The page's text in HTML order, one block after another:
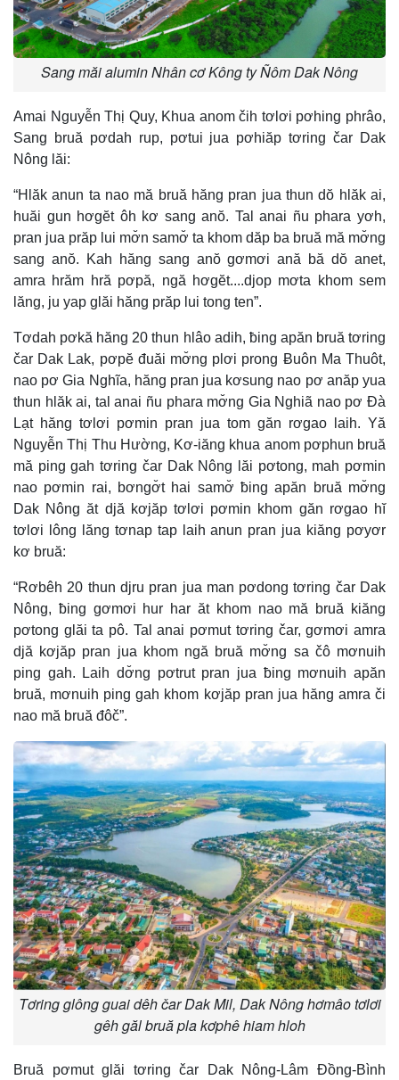
Sang măi alumin Nhân cơ Kông ty Ñôm Dak Nông
Amai Nguyễn Thị Quy, Khua anom čih tơlơi pơhing phrâo,
Sang bruă pơdah rup, pơtui jua pơhiăp tơring čar Dak
Nông lăi:
“Hlăk anun ta nao mă bruă hăng pran jua thun dŏ hlăk ai,
huăi gun hơgĕt ôh kơ sang anŏ. Tal anai ñu phara yơh,
pran jua prăp lui mơ̆n samơ̆ ta khom dăp ba bruă mă mơ̆ng
sang anŏ. Kah hăng sang anŏ gơmơi ană bă dŏ anet,
amra hrăm hră pơpă, ngă hơgĕt....djop mơta khom sem
lăng, ju yap glăi hăng prăp lui tong ten”.
Tơdah pơkă hăng 20 thun hlâo adih, ƀing apăn bruă tơring
čar Dak Lak, pơpĕ đuăi mơ̆ng plơi prong Ƀuôn Ma Thuôt,
nao pơ Gia Nghĩa, hăng pran jua kơsung nao pơ anăp yua
thun hlăk ai, tal anai ñu phara mơ̆ng Gia Nghiã nao pơ Đà
Lạt hăng tơlơi pơmin pran jua tom găn rơgao laih. Yă
Nguyễn Thị Thu Hường, Kơ-iăng khua anom pơphun bruă
mă ping gah tơring čar Dak Nông lăi pơtong, mah pơmin
nao pơmin rai, bơngơ̆t hai samơ̆ ƀing apăn bruă mơ̆ng
Dak Nông ăt djă kơjăp tơlơi pơmin khom găn rơgao hĭ
tơlơi lông lăng tơnap tap laih anun pran jua kiăng pơyơr
kơ bruă:
“Rơbêh 20 thun djru pran jua man pơdong tơring čar Dak
Nông, ƀing gơmơi hur har ăt khom nao mă bruă kiăng
pơtong glăi ta pô. Tal anai pơmut tơring čar, gơmơi amra
djă kơjăp pran jua khom ngă bruă mơ̆ng sa čô mơnuih
ping gah. Laih dơ̆ng pơtrut pran jua ƀing mơnuih apăn
bruă, mơnuih ping gah khom kơjăp pran jua hăng amra či
nao mă bruă đôč”.
Tơring glông guai dêh čar Dak Mil, Dak Nông hơmâo tơlơi
gêh găl bruă pla kơphê hiam hloh
Bruă pơmut glăi tơring čar Dak Nông-Lâm Đồng-Bình